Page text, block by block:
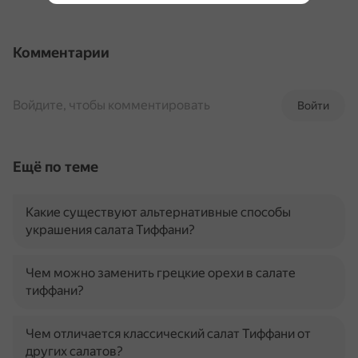
Комментарии
Войти
Войдите, чтобы комментировать
Ещё по теме
Какие существуют альтернативные способы
украшения салата Тиффани?
Чем можно заменить грецкие орехи в салате
тиффани?
Чем отличается классический салат Тиффани от
других салатов?